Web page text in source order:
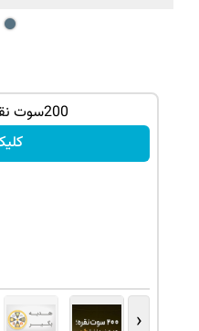
200سوت نقره هدیه گرمی
‹